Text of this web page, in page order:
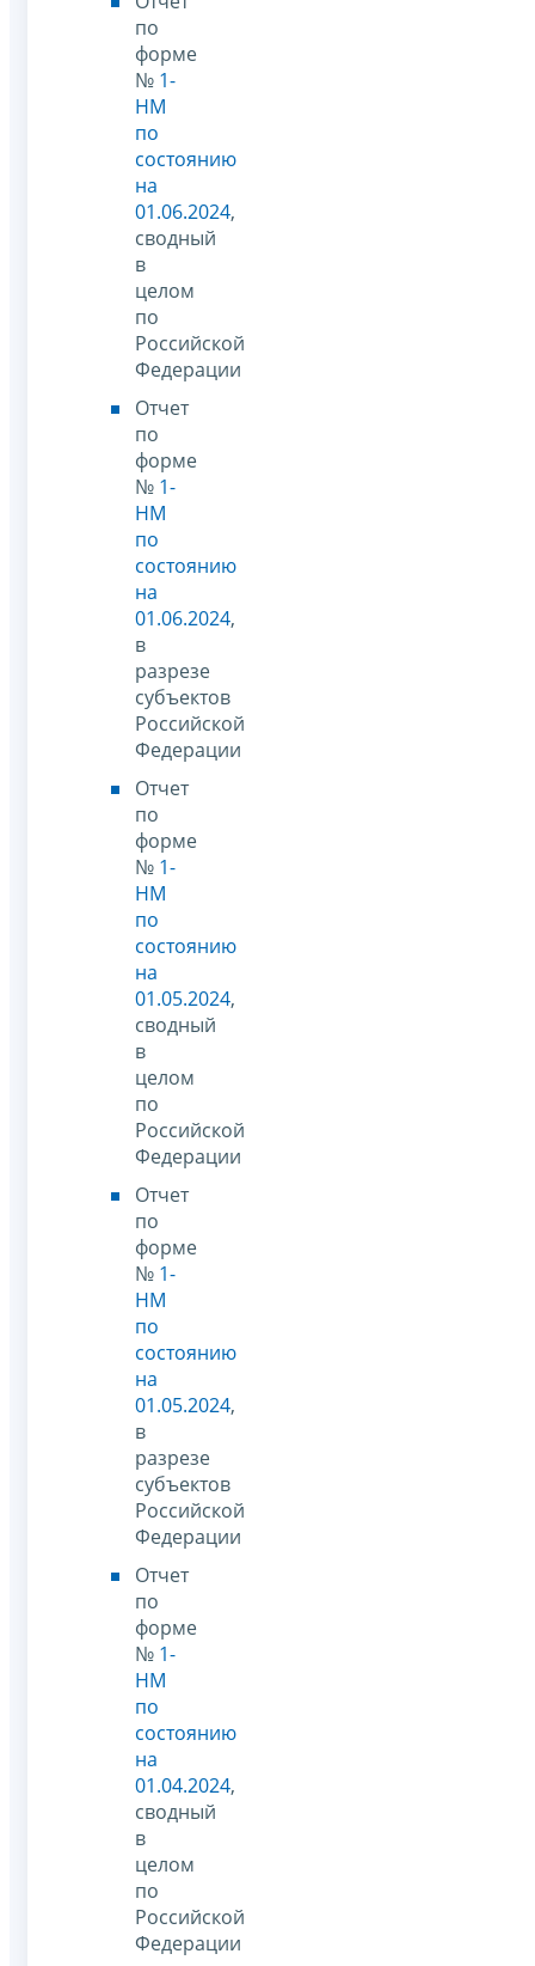
по
форме
№ 1-
НМ
по
состоянию
на
01.06.2024,
сводный
в
целом
по
Российской
Федерации
Отчет
по
форме
№ 1-
НМ
по
состоянию
на
01.06.2024,
в
разрезе
субъектов
Российской
Федерации
Отчет
по
форме
№ 1-
НМ
по
состоянию
на
01.05.2024,
сводный
в
целом
по
Российской
Федерации
Отчет
по
форме
№ 1-
НМ
по
состоянию
на
01.05.2024,
в
разрезе
субъектов
Российской
Федерации
Отчет
по
форме
№ 1-
НМ
по
состоянию
на
01.04.2024,
сводный
в
целом
по
Российской
Федерации